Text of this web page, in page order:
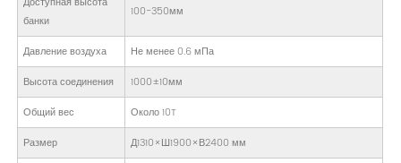
банки
100-350мм
Давление воздуха
Не менее 0.6 мПа
Высота соединения
1000±10мм
Общий вес
Около 10T
Размер
Д1310×Ш1900×В2400 мм